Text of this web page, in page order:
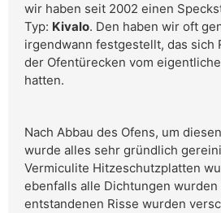
wir haben seit 2002 einen
Typ: Kivalo. Den haben wir oft
irgendwann festgestellt, das sich
der Ofentürecken vom
hatten.
Nach Abbau des Ofens, um
wurde alles sehr gründlich
Vermiculite Hitzeschutzplatten
ebenfalls alle Dichtungen
entstandenen Risse wurden